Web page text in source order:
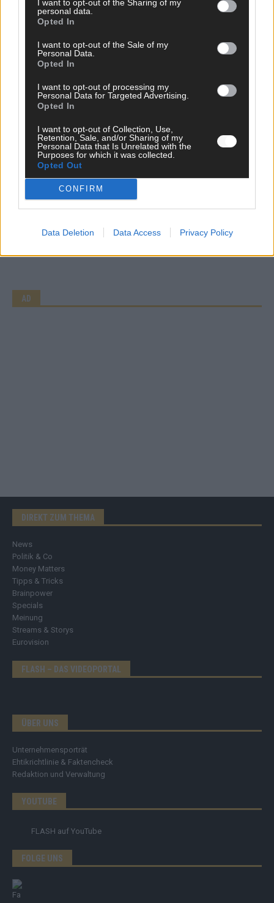
I want to opt-out of the Sharing of my
personal data.
Opted In
I want to opt-out of the Sale of my
Personal Data.
Opted In
I want to opt-out of processing my
Personal Data for Targeted Advertising.
Opted In
I want to opt-out of Collection, Use,
Retention, Sale, and/or Sharing of my
Personal Data that Is Unrelated with the
Purposes for which it was collected.
Opted Out
CONFIRM
Data Deletion Data Access Privacy Policy
Eurovision Song Contest 2026: Das erste Halbfinale – der
Abend in Bildern
WERBE BEI UNS!
CHECK UNS AUF FACEBOOK
AD
DIREKT ZUM THEMA
News
Politik & Co
Money Matters
Tipps & Tricks
Brainpower
Specials
Meinung
Streams & Storys
Eurovision
FLASH – DAS VIDEOPORTAL
ÜBER UNS
Unternehmensporträt
Ehtikrichtlinie & Faktencheck
Redaktion und Verwaltung
YOUTUBE
FLASH auf YouTube
FOLGE UNS